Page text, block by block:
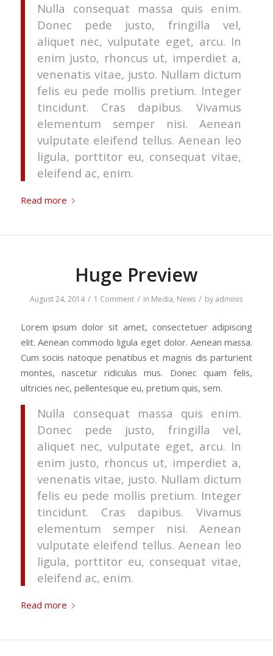
Nulla consequat massa quis enim.
Donec pede justo, fringilla vel,
aliquet nec, vulputate eget, arcu. In
enim justo, rhoncus ut, imperdiet a,
venenatis vitae, justo. Nullam dictum
felis eu pede mollis pretium. Integer
tincidunt. Cras dapibus. Vivamus
elementum semper nisi. Aenean
vulputate eleifend tellus. Aenean leo
ligula, porttitor eu, consequat vitae,
eleifend ac, enim.
Read more
Huge Preview
August 24, 2014 / 1 Comment / in Media, News / by adminis
Lorem ipsum dolor sit amet, consectetuer adipiscing
elit. Aenean commodo ligula eget dolor. Aenean massa.
Cum sociis natoque penatibus et magnis dis parturient
montes, nascetur ridiculus mus. Donec quam felis,
ultricies nec, pellentesque eu, pretium quis, sem.
Nulla consequat massa quis enim.
Donec pede justo, fringilla vel,
aliquet nec, vulputate eget, arcu. In
enim justo, rhoncus ut, imperdiet a,
venenatis vitae, justo. Nullam dictum
felis eu pede mollis pretium. Integer
tincidunt. Cras dapibus. Vivamus
elementum semper nisi. Aenean
vulputate eleifend tellus. Aenean leo
ligula, porttitor eu, consequat vitae,
eleifend ac, enim.
Read more